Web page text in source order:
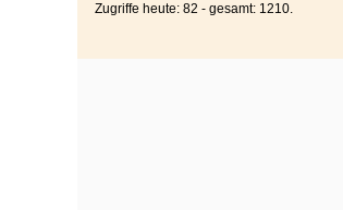
Zugriffe heute: 82 - gesamt: 1210.